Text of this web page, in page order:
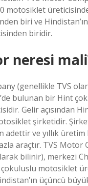
motosiklet
biri ve
biridir.
neresi
(genellikle TVS
bulunan bir Hint
Gelir açısından
şirketidir.
adettir ve yıllık
araçtır. TVS Motor
bilinir), merkezi
motosiklet
üçüncü